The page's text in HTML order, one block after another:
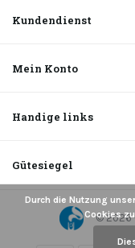
Kundendienst
Mein Konto
Handige links
Gütesiegel
© 2026
Durch die Nutzung
Cookies